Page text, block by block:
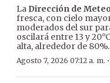
La Dirección de
fresca, con cielo
moderados del sur
oscilará entre 13 y
alta, alrededor de 80%.
Agosto 7, 2026 07:12 a. m. ·